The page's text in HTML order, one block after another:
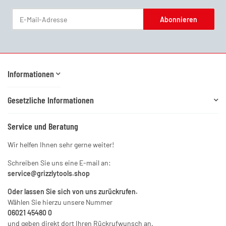
Abonnieren
Informationen
Gesetzliche Informationen
Service und Beratung
Wir helfen Ihnen sehr gerne weiter!
Schreiben Sie uns eine E-mail an:
service@grizzlytools.shop
Oder lassen Sie sich von uns zurückrufen.
Wählen Sie hierzu unsere Nummer
06021 45480 0
und geben direkt dort Ihren Rückrufwunsch an.